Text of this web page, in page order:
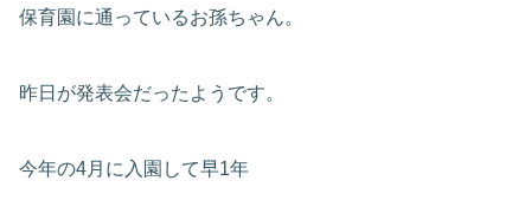
保育園に通っているお孫ちゃん。
昨日が発表会だったようです。
今年の4月に入園して早1年